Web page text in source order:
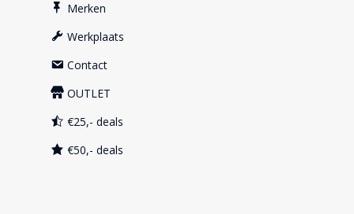
Merken
Werkplaats
Contact
OUTLET
€25,- deals
€50,- deals